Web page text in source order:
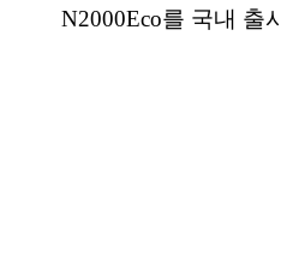
N2000Eco를 국내 출